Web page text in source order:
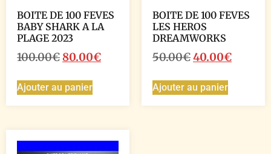
BOITE DE 100 FEVES
BABY SHARK A LA
PLAGE 2023
100.00€80.00€
Ajouter au panier
BOITE DE 100 FEVES
LES HEROS
DREAMWORKS
50.00€40.00€
Ajouter au panier